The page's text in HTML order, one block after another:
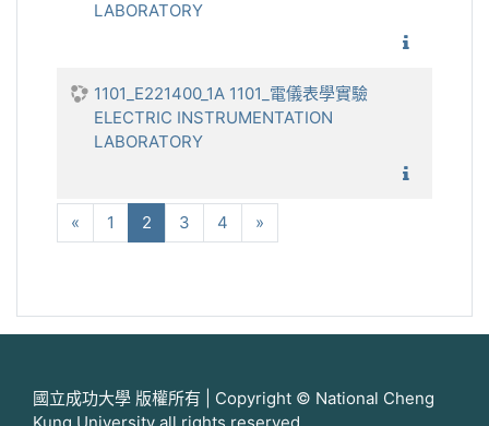
LABORATORY
1101_E221400_1A 1101_電儀表學實驗
ELECTRIC INSTRUMENTATION
LABORATORY
« 向前1 2 (current)
3 4 »
國立成功大學 版權所有 | Copyright © National Cheng